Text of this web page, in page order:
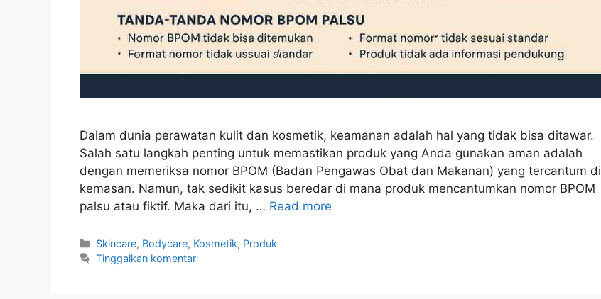
Dalam dunia perawatan kulit dan kosmetik, keamanan adalah hal yang tidak bisa ditawar.
Salah satu langkah penting untuk memastikan produk yang Anda gunakan aman adalah
dengan memeriksa nomor BPOM (Badan Pengawas Obat dan Makanan) yang tercantum di
kemasan. Namun, tak sedikit kasus beredar di mana produk mencantumkan nomor BPOM
palsu atau fiktif. Maka dari itu, … Read more
Kategori
Skincare, Bodycare, Kosmetik, Produk
Tinggalkan komentar